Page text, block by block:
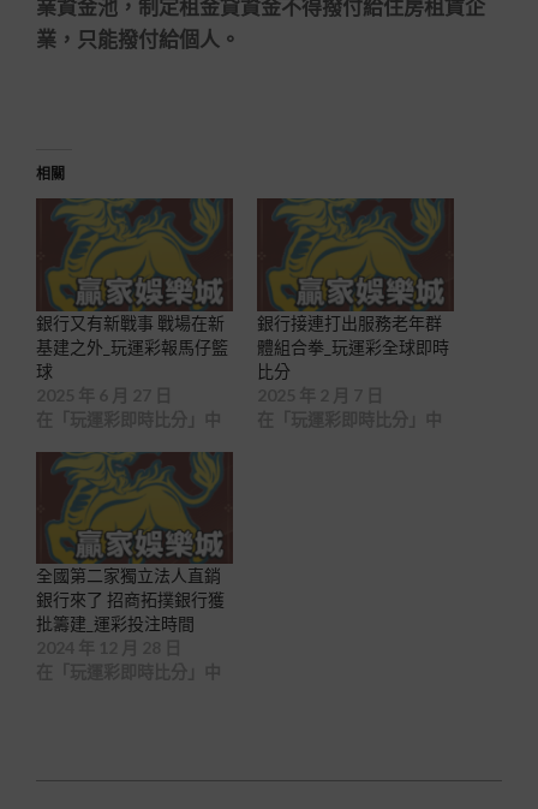
業資金池，制定租金貸資金不得撥付給住房租賃企
業，只能撥付給個人。
相關
銀行又有新戰事 戰場在新
基建之外_玩運彩報馬仔籃
球
銀行接連打出服務老年群
體組合拳_玩運彩全球即時
比分
全國第二家獨立法人直銷
銀行來了 招商拓撲銀行獲
批籌建_運彩投注時間